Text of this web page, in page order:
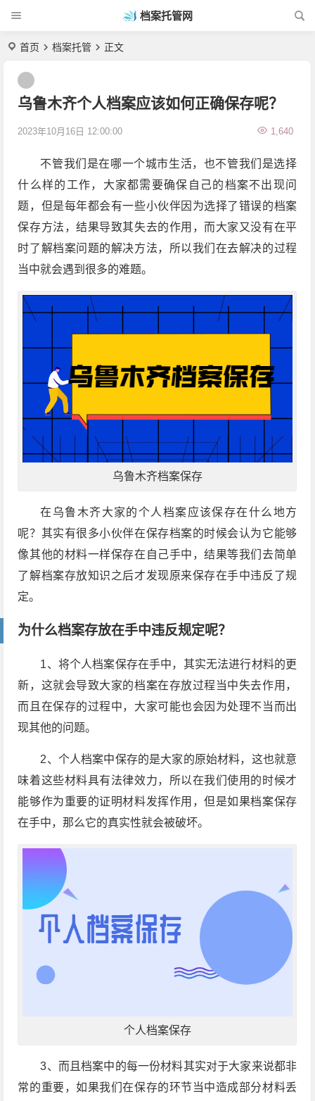
档案托管网
首页 档案托管 正文
乌鲁木齐个人档案应该如何正确保存呢？
2023年10月16日 12:00:00 1,640
不管我们是在哪一个城市生活，也不管我们是选择
什么样的工作，大家都需要确保自己的档案不出现问
题，但是每年都会有一些小伙伴因为选择了错误的档案
保存方法，结果导致其失去的作用，而大家又没有在平
时了解档案问题的解决方法，所以我们在去解决的过程
当中就会遇到很多的难题。
乌鲁木齐档案保存
在乌鲁木齐大家的个人档案应该保存在什么地方
呢？其实有很多小伙伴在保存档案的时候会认为它能够
像其他的材料一样保存在自己手中，结果等我们去简单
了解档案存放知识之后才发现原来保存在手中违反了规
定。
为什么档案存放在手中违反规定呢？
1、将个人档案保存在手中，其实无法进行材料的更
新，这就会导致大家的档案在存放过程当中失去作用，
而且在保存的过程中，大家可能也会因为处理不当而出
现其他的问题。
2、个人档案中保存的是大家的原始材料，这也就意
味着这些材料具有法律效力，所以在我们使用的时候才
能够作为重要的证明材料发挥作用，但是如果档案保存
在手中，那么它的真实性就会被破坏。
个人档案保存
3、而且档案中的每一份材料其实对于大家来说都非
常的重要，如果我们在保存的环节当中造成部分材料丢